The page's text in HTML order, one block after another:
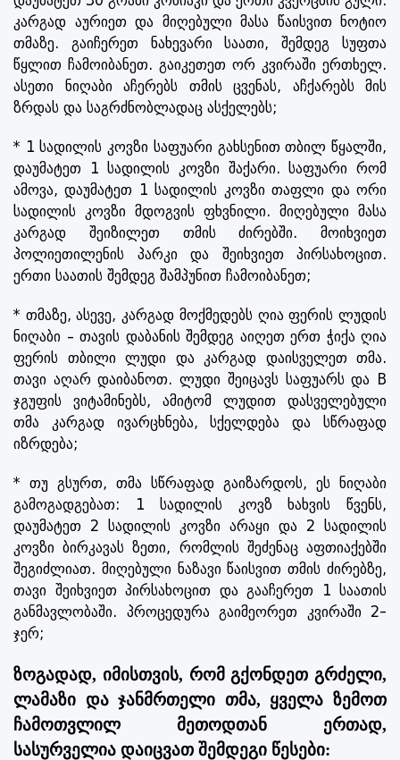
კარგად აურიეთ და მიღებული მასა წაისვით ნოტიო
თმაზე. გაიჩერეთ ნახევარი საათი, შემდეგ სუფთა
წყლით ჩამოიბანეთ. გაიკეთეთ ორ კვირაში ერთხელ.
ასეთი ნიღაბი აჩერებს თმის ცვენას, აჩქარებს მის
ზრდას და საგრძნობლადაც ასქელებს;
* 1 სადილის კოვზი საფუარი გახსენით თბილ წყალში,
დაუმატეთ 1 სადილის კოვზი შაქარი. საფუარი რომ
ამოვა, დაუმატეთ 1 სადილის კოვზი თაფლი და ორი
სადილის კოვზი მდოგვის ფხვნილი. მიღებული მასა
კარგად შეიზილეთ თმის ძირებში. მოიხვიეთ
პოლიეთილენის პარკი და შეიხვიეთ პირსახოცით.
ერთი საათის შემდეგ შამპუნით ჩამოიბანეთ;
* თმაზე, ასევე, კარგად მოქმედებს ღია ფერის ლუდის
ნიღაბი – თავის დაბანის შემდეგ აიღეთ ერთ ჭიქა ღია
ფერის თბილი ლუდი და კარგად დაისველეთ თმა.
თავი აღარ დაიბანოთ. ლუდი შეიცავს საფუარს და B
ჯგუფის ვიტამინებს, ამიტომ ლუდით დასველებული
თმა კარგად ივარცხნება, სქელდება და სწრაფად
იზრდება;
* თუ გსურთ, თმა სწრაფად გაიზარდოს, ეს ნიღაბი
გამოგადგებათ: 1 სადილის კოვზ ხახვის წვენს,
დაუმატეთ 2 სადილის კოვზი არაყი და 2 სადილის
კოვზი ბირკავას ზეთი, რომლის შეძენაც აფთიაქებში
შეგიძლიათ. მიღებული ნაზავი წაისვით თმის ძირებზე,
თავი შეიხვიეთ პირსახოცით და გააჩერეთ 1 საათის
განმავლობაში. პროცედურა გაიმეორეთ კვირაში 2-
ჯერ;
ზოგადად, იმისთვის, რომ გქონდეთ გრძელი,
ლამაზი და ჯანმრთელი თმა, ყველა ზემოთ
ჩამოთვლილ მეთოდთან ერთად,
სასურველია დაიცვათ შემდეგი წესები: